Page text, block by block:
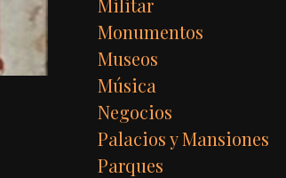
Monumentos
Museos
Música
Negocios
Palacios y Mansiones
Parques